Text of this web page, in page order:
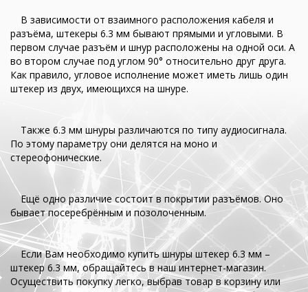
В зависимости от взаимного расположения кабеля и
разъёма, штекеры 6.3 мм бывают прямыми и угловыми. В
первом случае разъём и шнур расположены на одной оси. А
во втором случае под углом 90° относительно друг друга.
Как правило, угловое исполнение может иметь лишь один
штекер из двух, имеющихся на шнуре.
Также 6.3 мм шнуры различаются по типу аудиосигнала.
По этому параметру они делятся на моно и
стереофонические.
Ещё одно различие состоит в покрытии разъёмов. Оно
бывает посеребрённым и позолоченным.
Если Вам необходимо купить шнуры штекер 6.3 мм –
штекер 6.3 мм, обращайтесь в наш интернет-магазин.
Осуществить покупку легко, выбрав товар в корзину или